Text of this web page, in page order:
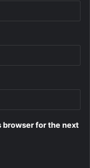
browser for the next